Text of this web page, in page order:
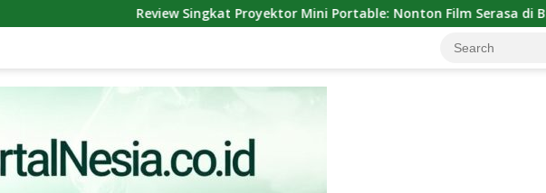
Review Singkat Proyektor Mini Portable: Nonton Film Serasa di Bioskop Pribadi Rumah